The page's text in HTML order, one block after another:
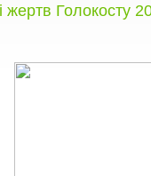
жертв Голокосту